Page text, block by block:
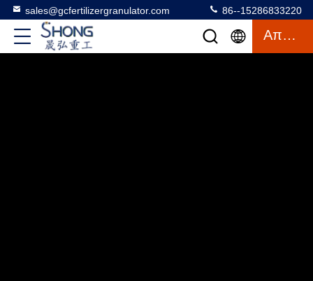
sales@gcfertilizergranulator.com 86--15286833220
Απόσπασμα